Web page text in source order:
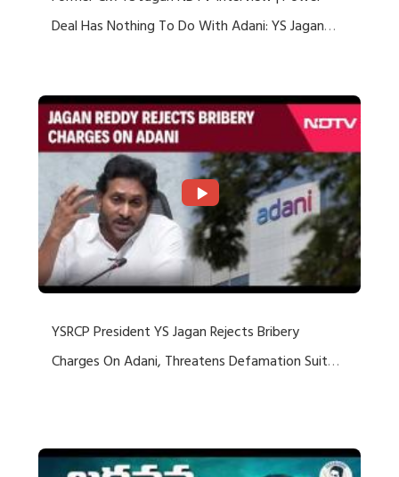
Deal Has Nothing To Do With Adani: YS Jagan
YSRCP President YS Jagan Rejects Bribery
Charges On Adani, Threatens Defamation Suit